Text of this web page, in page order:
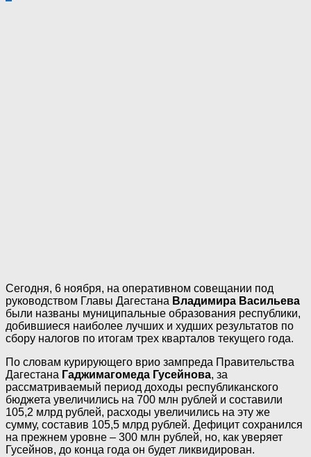
Сегодня, 6 ноября, на оперативном совещании под
руководством Главы Дагестана Владимира Васильева
были названы муниципальные образования республики,
добившиеся наиболее лучших и худших результатов по
сбору налогов по итогам трех кварталов текущего года.
По словам курирующего врио зампреда Правительства
Дагестана Гаджимагомеда Гусейнова, за
рассматриваемый период доходы республиканского
бюджета увеличились на 700 млн рублей и составили
105,2 млрд рублей, расходы увеличились на эту же
сумму, составив 105,5 млрд рублей. Дефицит сохранился
на прежнем уровне – 300 млн рублей, но, как уверяет
Гусейнов, до конца года он будет ликвидирован.